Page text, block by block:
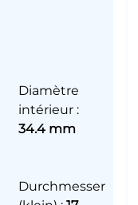
Diamètre
intérieur :
34.4 mm
Durchmesser